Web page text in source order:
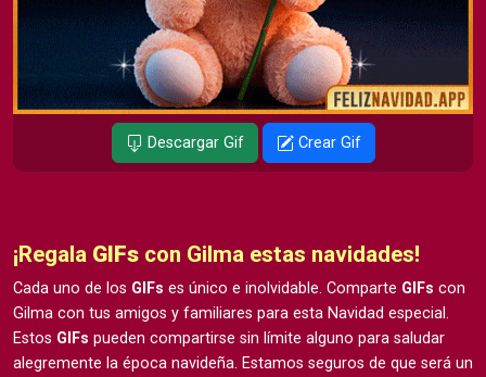
Descargar Gif Crear Gif
¡Regala GIFs con Gilma estas navidades!
Cada uno de los GIFs es único e inolvidable. Comparte GIFs con
Gilma con tus amigos y familiares para esta Navidad especial.
Estos GIFs pueden compartirse sin límite alguno para saludar
alegremente la época navideña. Estamos seguros de que será un